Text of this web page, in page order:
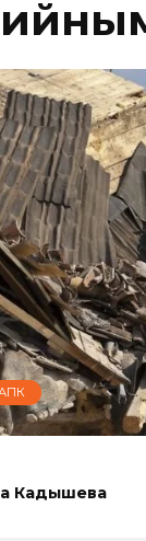
Кадышева